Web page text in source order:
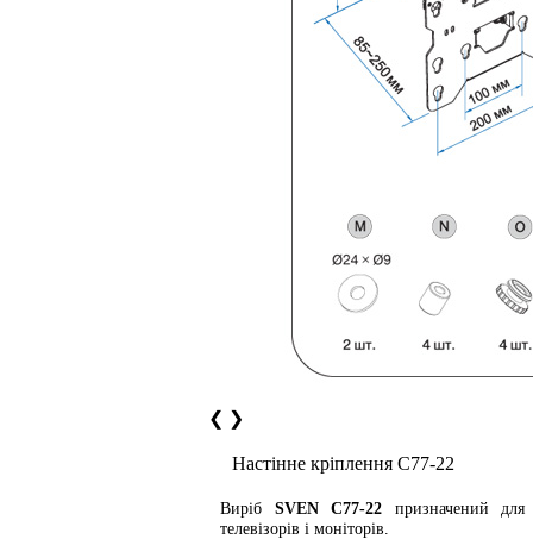
❮ ❯
Настінне кріплення C77-22
Виріб SVEN С77-22 призначений для
телевізорів і моніторів.